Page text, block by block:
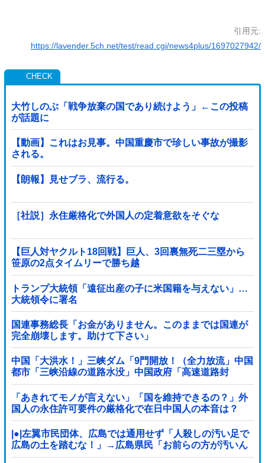
引用元:
https://lavender.5ch.net/test/read.cgi/news4plus/1697027942/
大竹しのぶ「戦争放棄の国であり続けよう」←この投稿
が話題に
【動画】これはお見事。中国重慶市で珍しい事故が撮影
される。
【朗報】見せブラ、流行る。
［社説］永住厳格化で外国人の定着意欲をそぐな
【巨人対ヤクルト18回戦】巨人、3回裏無死二三塁から
笹原の2点タイムリーで勝ち越
し！！！！！！！！！！！！！他
トランプ大統領「遠征出産の子に米国籍を与えない」…
大統領令に署名
国連事務総長「お金がありません。このままでは国連が
完全崩壊します。助けて下さい」
中国「大洪水！」三峡ダム「9門開放！（全力放流」中国
都市「三峡沿線の道路水没」中国政府「高速道路封
鎖！」中国ダム「緊急放流に合わせて開門（土砂崩れ発
生」→
「あきれてモノが言えない」「国を維持できるの？」外
国人の永住許可要件の厳格化で在日中国人の本音は？
|●|左翼市民団体、広島では通用せず「人殺しの汚い足で
広島の土を踏むな！」→広島県民「お前らの方が汚いん
じゃ！」「ワシらが広島県民じゃ」